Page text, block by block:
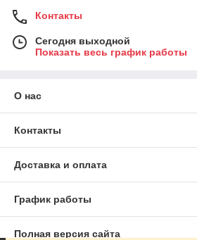
Контакты
Сегодня выходной
Показать весь график работы
О нас
Контакты
Доставка и оплата
График работы
Полная версия сайта